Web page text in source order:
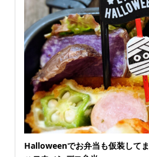
Halloweenでお弁当も仮装して